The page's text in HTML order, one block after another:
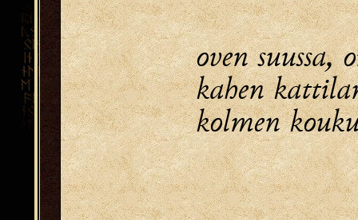
oven suussa,
kahen
kolmen